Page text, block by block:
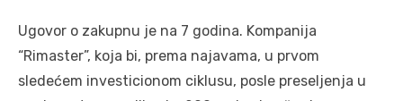
Ugovor o zakupnu je na 7 godina. Kompanija
“Rimaster”, koja bi, prema najavama, u prvom
sledećem investicionom ciklusu, posle preseljenja u